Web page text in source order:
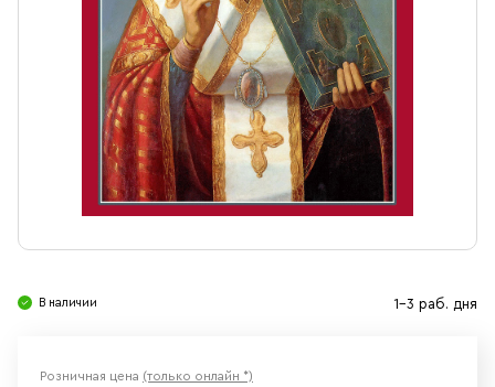
Ювелирные изделия
В наличии 1-3 раб. дня
Розничная цена (только онлайн *)